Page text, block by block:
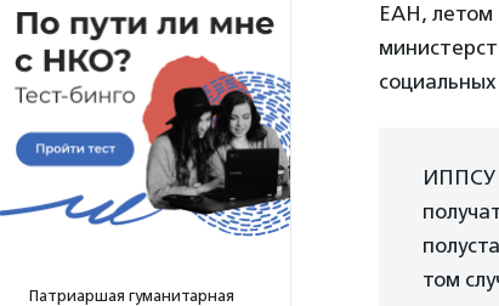
Патриаршая гуманитарная
ЕАН, летом
ИППСУ
том